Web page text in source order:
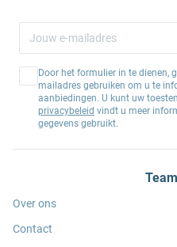
Door het formulier in te dienen,
mailadres gebruiken om u te
aanbiedingen. U kunt uw
privacybeleid vindt u meer
gegevens gebruikt.
Over ons
Contact